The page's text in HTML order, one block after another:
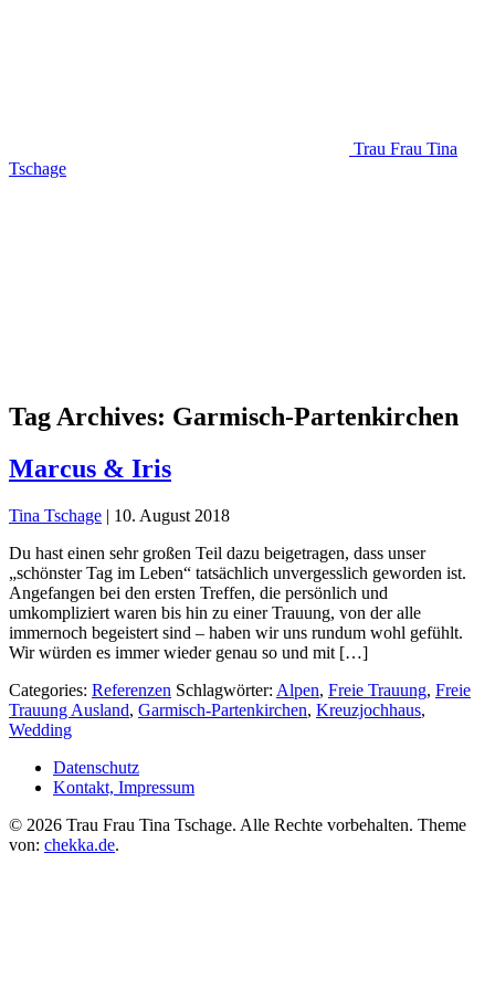
Trau Frau Tina
Tschage
Tag Archives: Garmisch-Partenkirchen
Marcus & Iris
Tina Tschage | 10. August 2018
Du hast einen sehr großen Teil dazu beigetragen, dass unser
„schönster Tag im Leben“ tatsächlich unvergesslich geworden ist.
Angefangen bei den ersten Treffen, die persönlich und
umkompliziert waren bis hin zu einer Trauung, von der alle
immernoch begeistert sind – haben wir uns rundum wohl gefühlt.
Wir würden es immer wieder genau so und mit […]
Categories: Referenzen Schlagwörter: Alpen, Freie Trauung, Freie
Trauung Ausland, Garmisch-Partenkirchen, Kreuzjochhaus,
Wedding
Datenschutz
Kontakt, Impressum
© 2026 Trau Frau Tina Tschage. Alle Rechte vorbehalten. Theme
von: chekka.de.